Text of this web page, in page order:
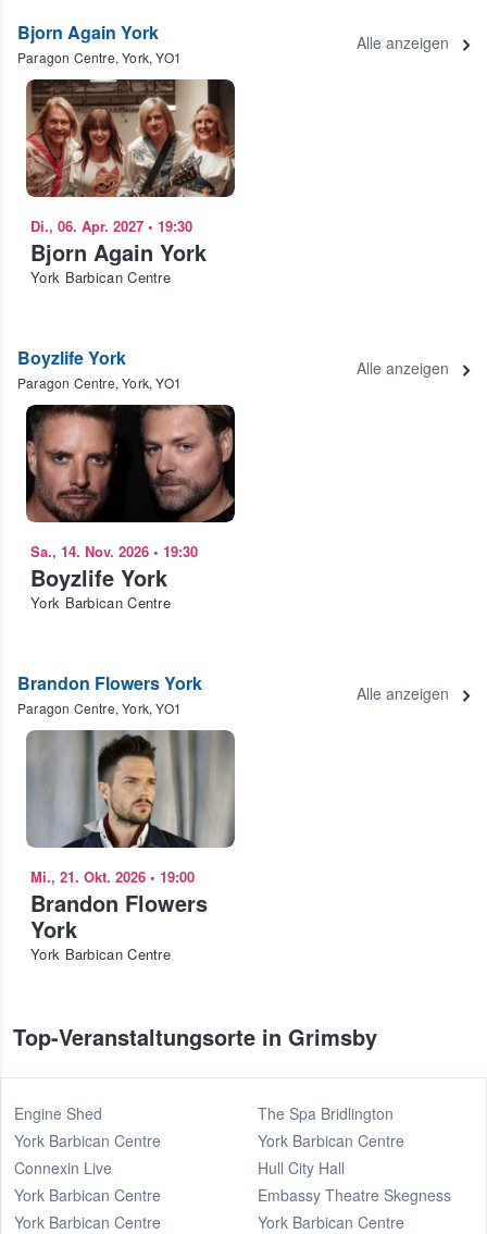
Bjorn Again York
Paragon Centre, York, YO1
Alle anzeigen
Di., 06. Apr. 2027 • 19:30
Bjorn Again York
York Barbican Centre
Boyzlife York
Paragon Centre, York, YO1
Alle anzeigen
Sa., 14. Nov. 2026 • 19:30
Boyzlife York
York Barbican Centre
Brandon Flowers York
Paragon Centre, York, YO1
Alle anzeigen
Mi., 21. Okt. 2026 • 19:00
Brandon Flowers
York
York Barbican Centre
Top-Veranstaltungsorte in Grimsby
Engine Shed
York Barbican Centre
Connexin Live
York Barbican Centre
York Barbican Centre
The Spa Bridlington
York Barbican Centre
Hull City Hall
Embassy Theatre Skegness
York Barbican Centre